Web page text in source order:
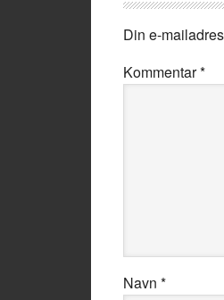
Din e-
Kommentar*
Navn *